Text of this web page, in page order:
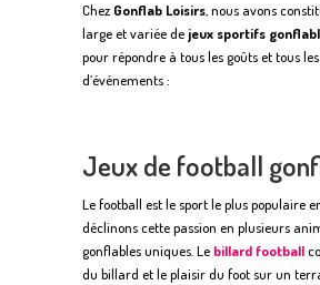
Chez Gonflab Loisirs, nous avons
large et variée de jeux sportifs
pour répondre à tous les goûts et tous
d’événements :
Jeux de football
Le football est le sport le plus populaire
déclinons cette passion en plusieurs
gonflables uniques. Le billard football
du billard et le plaisir du foot sur un